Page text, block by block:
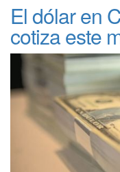
El dólar en
cotiza este